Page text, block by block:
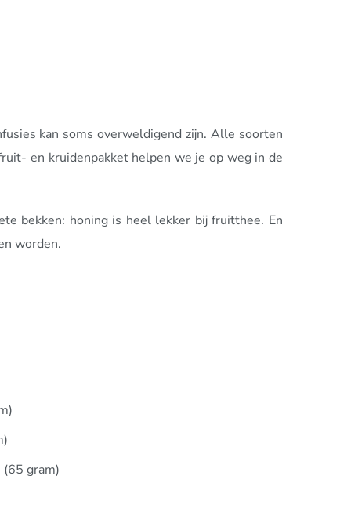
kan soms overweldigend zijn. Alle soorten
en kruidenpakket helpen we je op weg in de
bekken: honing is heel lekker bij fruitthee. En
worden.
(65 gram)